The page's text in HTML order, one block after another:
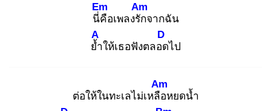
นี่คื
Em
อเพลงรัก
Am
จากฉัน
ย้ำ
A
ให้เธอฟังตลอด
D
ไป
ต่อให้ในทะเลไม่เหลือ
Am
หยดน้ำ